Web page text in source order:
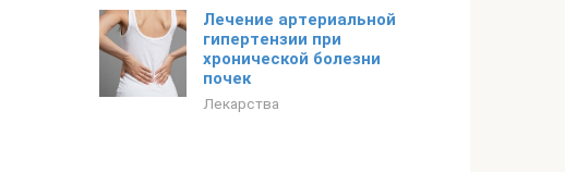
Лечение артериальной
гипертензии при
хронической болезни
почек
Лекарства